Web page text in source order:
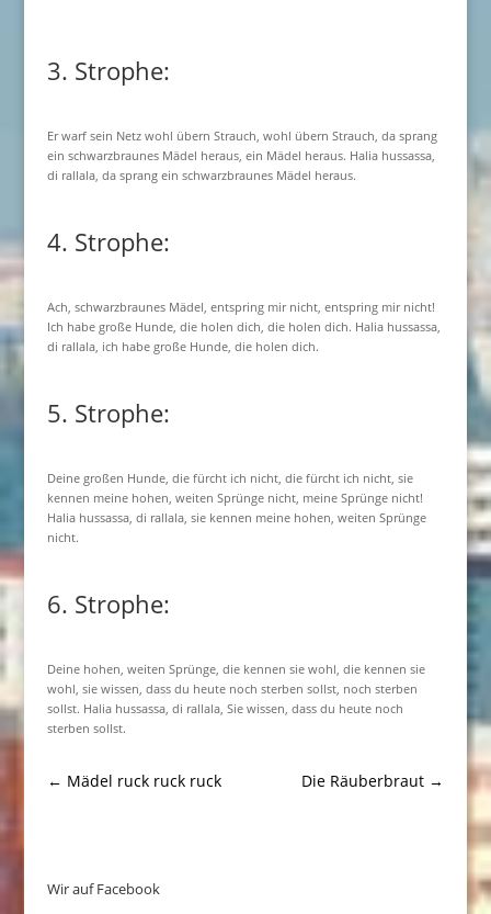
3. Strophe:
Er warf sein Netz wohl übern Strauch, wohl übern Strauch, da sprang
ein schwarzbraunes Mädel heraus, ein Mädel heraus. Halia hussassa,
di rallala, da sprang ein schwarzbraunes Mädel heraus.
4. Strophe:
Ach, schwarzbraunes Mädel, entspring mir nicht, entspring mir nicht!
Ich habe große Hunde, die holen dich, die holen dich. Halia hussassa,
di rallala, ich habe große Hunde, die holen dich.
5. Strophe:
Deine großen Hunde, die fürcht ich nicht, die fürcht ich nicht, sie
kennen meine hohen, weiten Sprünge nicht, meine Sprünge nicht!
Halia hussassa, di rallala, sie kennen meine hohen, weiten Sprünge
nicht.
6. Strophe:
Deine hohen, weiten Sprünge, die kennen sie wohl, die kennen sie
wohl, sie wissen, dass du heute noch sterben sollst, noch sterben
sollst. Halia hussassa, di rallala, Sie wissen, dass du heute noch
sterben sollst.
← Mädel ruck ruck ruck Die Räuberbraut →
Wir auf Facebook